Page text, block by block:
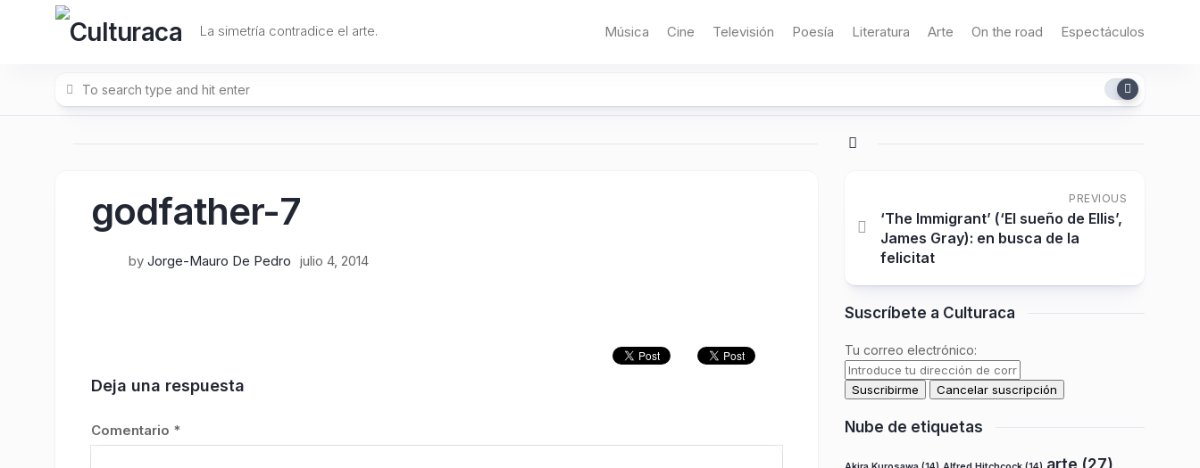
La simetría contradice el arte. Música Cine Televisión Poesía Literatura Arte On the road Espectáculos
godfather-7
by Jorge-Mauro De Pedro julio 4, 2014
Deja una respuesta
Comentario *
PREVIOUS
‘The Immigrant’ (‘El sueño de Ellis’,
James Gray): en busca de la
felicitat
Suscríbete a Culturaca
Tu correo electrónico:
Nube de etiquetas
arte (27)